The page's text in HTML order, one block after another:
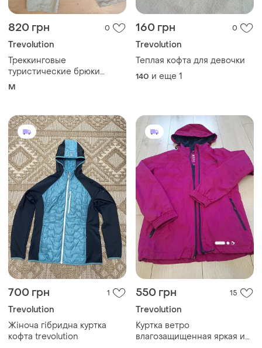
820 грн 0
Trevolution
Треккинговые
туристические брюки
trevolution outdoor
M
160 грн 0
Trevolution
Теплая кофта для девочки
140 и еще 1
700 грн 1
Trevolution
Жіноча гібридна куртка
кофта trevolution
550 грн 15
Trevolution
Куртка ветро
влагозащищенная яркая и